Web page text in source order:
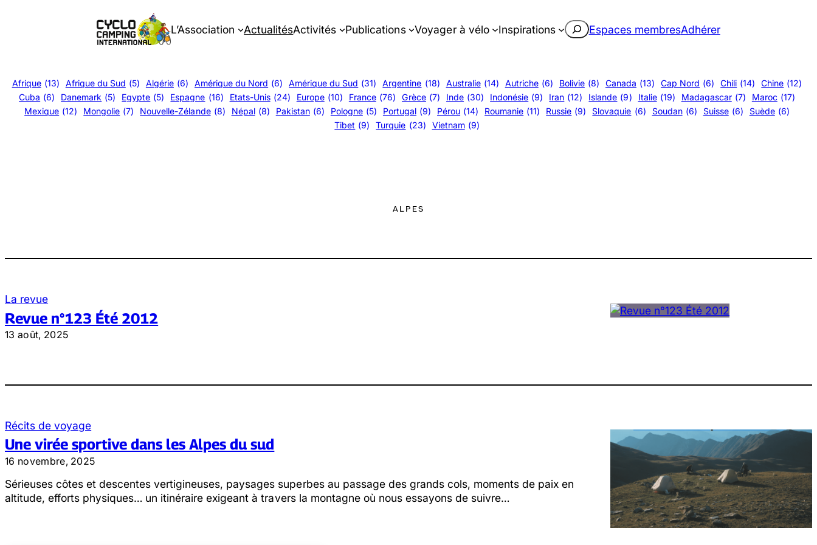
L’Association ActualitésActivités Publications Voyager à vélo Inspirations Rechercher
Espaces membresAdhérer
Afrique (13) Afrique du Sud (5) Algérie (6) Amérique du Nord (6) Amérique du Sud (31) Argentine (18) Australie (14) Autriche (6) Bolivie (8) Canada (13) Cap Nord (6) Chili (14) Chine (12)
Cuba (6) Danemark (5) Egypte (5) Espagne (16) Etats-Unis (24) Europe (10) France (76) Grèce (7) Inde (30) Indonésie (9) Iran (12) Islande (9) Italie (19) Madagascar (7) Maroc (17)
Mexique (12) Mongolie (7) Nouvelle-Zélande (8) Népal (8) Pakistan (6) Pologne (5) Portugal (9) Pérou (14) Roumanie (11) Russie (9) Slovaquie (6) Soudan (6) Suisse (6) Suède (6)
Tibet (9) Turquie (23) Vietnam (9)
ALPES
La revue
Revue n°123 Été 2012
13 août, 2025
Récits de voyage
Une virée sportive dans les Alpes du sud
16 novembre, 2025
Sérieuses côtes et descentes vertigineuses, paysages superbes au passage des grands cols, moments de paix en
altitude, efforts physiques… un itinéraire exigeant à travers la montagne où nous essayons de suivre…